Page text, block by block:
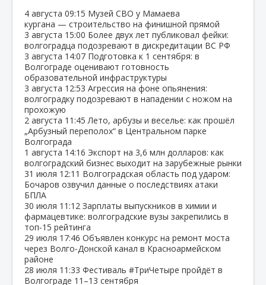
4 августа 09:15 Музей СВО у Мамаева
кургана — строительство на финишной прямой
3 августа 15:00 Более двух лет публиковал фейки:
волгоградца подозревают в дискредитации ВС РФ
3 августа 14:07 Подготовка к 1 сентября: в
Волгограде оценивают готовность
образовательной инфраструктуры
3 августа 12:53 Агрессия на фоне опьянения:
волгоградку подозревают в нападении с ножом на
прохожую
2 августа 11:45 Лето, арбузы и веселье: как прошёл
„Арбузный переполох“ в Центральном парке
Волгограда
1 августа 14:16 Экспорт на 3,6 млн долларов: как
волгоградский бизнес выходит на зарубежные рынки
31 июля 12:11 Волгоградская область под ударом:
Бочаров озвучил данные о последствиях атаки
БПЛА
30 июля 11:12 Зарплаты выпускников в химии и
фармацевтике: волгоградские вузы закрепились в
топ‑15 рейтинга
29 июля 17:46 Объявлен конкурс на ремонт моста
через Волго‑Донской канал в Красноармейском
районе
28 июля 11:33 Фестиваль #ТриЧетыре пройдёт в
Волгограде 11–13 сентября